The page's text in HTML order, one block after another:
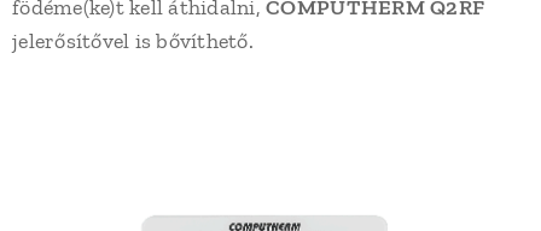
födéme(ke)t kell áthidalni,COMPUTHERM Q2RF
jelerősítővel is bővíthető.